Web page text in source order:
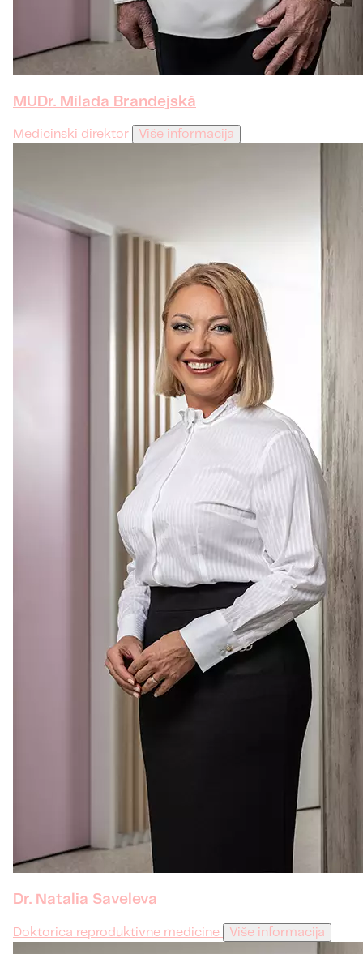
MUDr. Milada Brandejská
Medicinski direktor Više informacija
Dr. Natalia Saveleva
Doktorica reproduktivne medicine Više informacija